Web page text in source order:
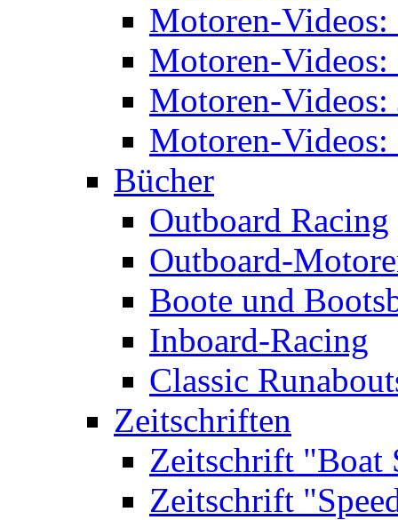
Motoren-
Motoren-
Motoren-Videos:
Motoren-Videos:
Bücher
Outboard Racing
Outboard-
Boote und
Inboard-Racing
Classic
Zeitschriften
Zeitschrift "Boat
Zeitschrift